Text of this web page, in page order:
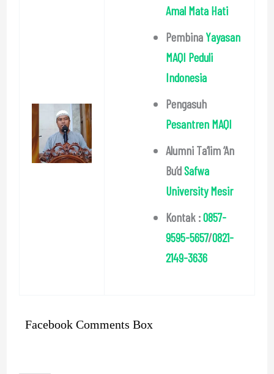
Amal Mata Hati
Pembina Yayasan
MAQI Peduli
Indonesia
Pengasuh
Pesantren MAQI
Alumni Ta’lim ‘An
Bu’dSafwa
University Mesir
Kontak :0857-
9595-5657/0821-
2149-3636
Facebook Comments Box